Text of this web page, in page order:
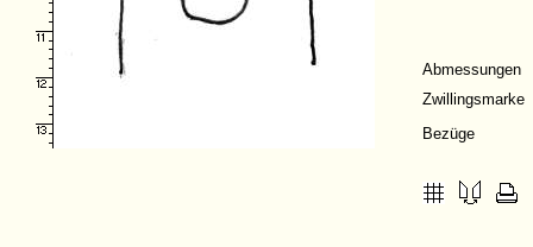
Abmessungen
Zwillingsmarke
Bezüge